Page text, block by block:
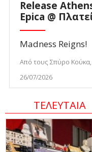
Release
Epica @
Madness Reigns!
Από τους Σπύρο
26/07/2026
ΤΕΛΕΥΤΑΙΑ